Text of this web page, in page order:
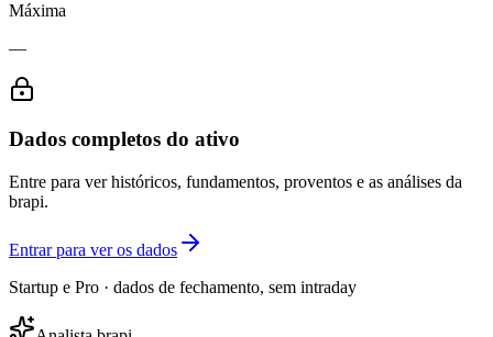
Máxima
—
Dados completos do ativo
Entre para ver históricos, fundamentos, proventos e as análises da
brapi.
Entrar para ver os dados
Startup e Pro · dados de fechamento, sem intraday